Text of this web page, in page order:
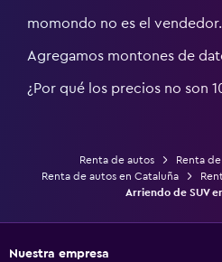
momondo no es el vendedor.
Agregamos montones de
¿Por qué los precios no son
Renta de autos
Renta
Renta de autos en Cataluña
Arriendo de SUV
Nuestra empresa